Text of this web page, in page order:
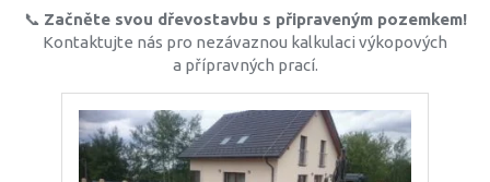
📞 Začněte svou dřevostavbu s připraveným pozemkem!
Kontaktujte nás pro nezávaznou kalkulaci výkopových
a přípravných prací.